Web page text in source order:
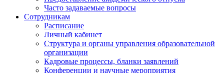
Часто задаваемые вопросы
Сотрудникам
Расписание
Личный кабинет
Структура и органы управления образовательной
организации
Кадровые процессы, бланки заявлений
Конференции и научные мероприятия